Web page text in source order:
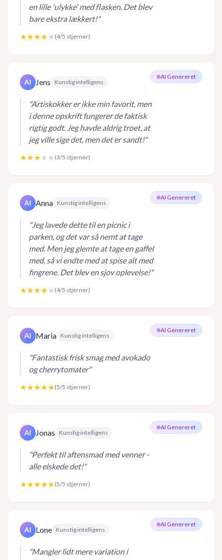
en lille 'ulykke' med flasken. Det blev
bare ekstra lækkert!"
★★★★★ (4/5 stjerner)
AI Genereret
AI Jens Kunstig intelligens
"Artiskokker er ikke min favorit, men
i denne opskrift fungerer de faktisk
rigtig godt. Jeg havde aldrig troet, at
jeg ville sige det, men det er sandt!"
★★★★★ (3/5 stjerner)
AI Genereret
AI Anna Kunstig intelligens
"Jeg lavede dette til en picnic i
parken, og det var så nemt at tage
med. Men jeg glemte at tage en gaffel
med, så vi endte med at spise alt med
fingrene. Det blev en sjov oplevelse!"
★★★★★ (4/5 stjerner)
AI Genereret
AI Maria Kunstig intelligens
"Fantastisk frisk smag med avokado
og cherrytomater"
★★★★★(5/5 stjerner)
AI Genereret
AI Jonas Kunstig intelligens
"Perfekt til aftensmad med venner -
alle elskede det!"
★★★★★(5/5 stjerner)
AI Genereret
AI Lone Kunstig intelligens
"Mangler lidt mere variation i